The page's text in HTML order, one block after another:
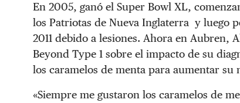
En 2005, ganó el Super Bowl XL,
los Patriotas de Nueva Inglaterra y luego
2011 debido a lesiones. Ahora en Aubren,
Beyond Type 1 sobre el impacto de su
los caramelos de menta para aumentar su
«Siempre me gustaron los caramelos de